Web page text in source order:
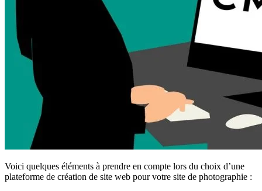
Voici quelques éléments à prendre en compte lors du choix d’une
plateforme de création de site web pour votre site de photographie :